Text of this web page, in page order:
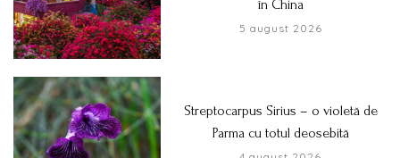
în China
5 august 2026
Streptocarpus Sirius – o violetă de
Parma cu totul deosebită